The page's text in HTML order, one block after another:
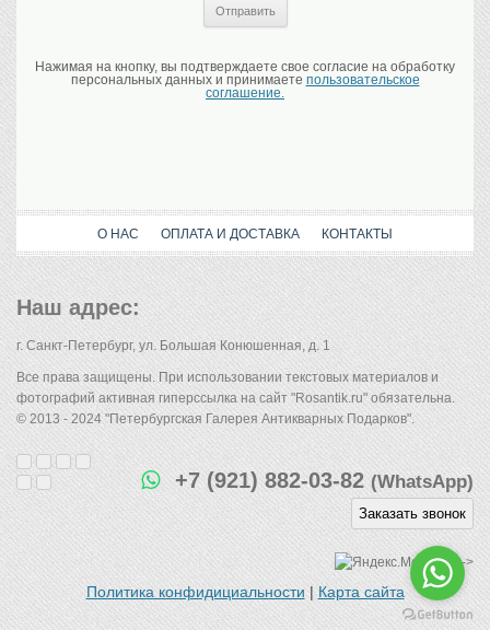
Нажимая на кнопку, вы подтверждаете свое согласие на обработку
персональных данных и принимаете пользовательское
соглашение.
О НАС ОПЛАТА И ДОСТАВКА КОНТАКТЫ
Наш адрес:
г. Санкт-Петербург, ул. Большая Конюшенная, д. 1
Все права защищены. При использовании текстовых материалов и
фотографий активная гиперссылка на сайт "Rosantik.ru" обязательна.
© 2013 - 2024 "Петербургская Галерея Антикварных Подарков".
+7 (921) 882-03-82(WhatsApp)
Заказать звонок
-->
Политика конфидициальности|Карта сайта